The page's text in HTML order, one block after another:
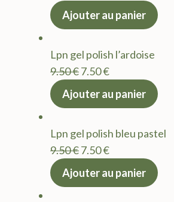
prix
9.50 €.
actuel
7.50 €.
Ajouter au panier
Lpn gel polish l’ardoise
9.50€Le
prix
9.50 €.
7.50€Le
actuel
7.50 €.
Ajouter au panier
Lpn gel polish bleu pastel
9.50€Le
prix
7.50€Le
actuel
Ajouter au panier